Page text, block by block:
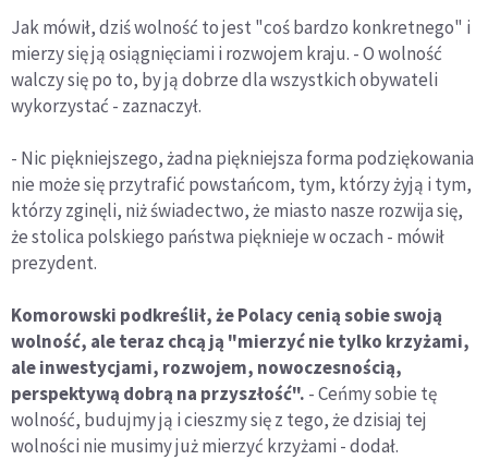
Jak mówił, dziś wolność to jest "coś bardzo konkretnego" i
mierzy się ją osiągnięciami i rozwojem kraju. - O wolność
walczy się po to, by ją dobrze dla wszystkich obywateli
wykorzystać - zaznaczył.
- Nic piękniejszego, żadna piękniejsza forma podziękowania
nie może się przytrafić powstańcom, tym, którzy żyją i tym,
którzy zginęli, niż świadectwo, że miasto nasze rozwija się,
że stolica polskiego państwa pięknieje w oczach - mówił
prezydent.
Komorowski podkreślił, że Polacy cenią sobie swoją
wolność, ale teraz chcą ją "mierzyć nie tylko krzyżami,
ale inwestycjami, rozwojem, nowoczesnością,
perspektywą dobrą na przyszłość". - Ceńmy sobie tę
wolność, budujmy ją i cieszmy się z tego, że dzisiaj tej
wolności nie musimy już mierzyć krzyżami - dodał.